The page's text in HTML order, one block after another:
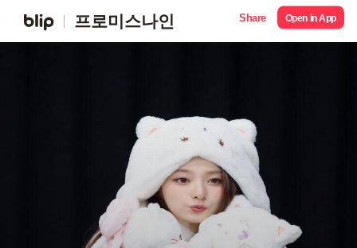
프로미스나인 Share Open in App